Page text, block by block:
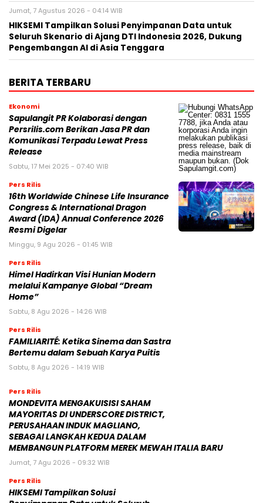
Jumat, 7 Agustus 2026 - 04:14 WIB
HIKSEMI Tampilkan Solusi Penyimpanan Data untuk
Seluruh Skenario di Ajang DTI Indonesia 2026, Dukung
Pengembangan AI di Asia Tenggara
BERITA TERBARU
Ekonomi
Sapulangit PR Kolaborasi dengan
Persrilis.com Berikan Jasa PR dan
Komunikasi Terpadu Lewat Press
Release
Sabtu, 17 Mei 2025 - 07:40 WIB
Pers Rilis
16th Worldwide Chinese Life Insurance
Congress & International Dragon
Award (IDA) Annual Conference 2026
Resmi Digelar
Minggu, 9 Agu 2026 - 01:45 WIB
Pers Rilis
Himel Hadirkan Visi Hunian Modern
melalui Kampanye Global “Dream
Home”
Sabtu, 8 Agu 2026 - 14:26 WIB
Pers Rilis
FAMILIARITÉ: Ketika Sinema dan Sastra
Bertemu dalam Sebuah Karya Puitis
Sabtu, 8 Agu 2026 - 14:19 WIB
Pers Rilis
MONDEVITA MENGAKUISISI SAHAM
MAYORITAS DI UNDERSCORE DISTRICT,
PERUSAHAAN INDUK MAGLIANO,
SEBAGAI LANGKAH KEDUA DALAM
MEMBANGUN PLATFORM MEREK MEWAH ITALIA BARU
Jumat, 7 Agu 2026 - 09:32 WIB
Pers Rilis
HIKSEMI Tampilkan Solusi